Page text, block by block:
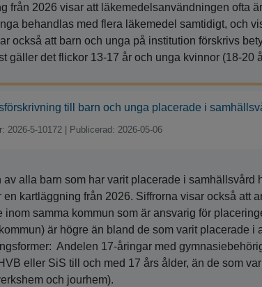
från 2026 visar att läkemedelsanvändningen ofta
behandlas med flera läkemedel samtidigt, och
också att barn och unga på institution förskrivs
gäller det flickor 13-17 år och unga kvinnor (18-20
till barn och unga placerade i
2026-5-10172 Publicerad: 2026-05-06
av alla barn som har varit placerade i samhällsvård
en kartläggning från 2026. Siffrorna visar också att
inom samma kommun som är ansvarig för
är högre än bland de som varit placerade i
Andelen 17-åringar med
eller SiS till och med 17 års ålder, än de som
och jourhem).